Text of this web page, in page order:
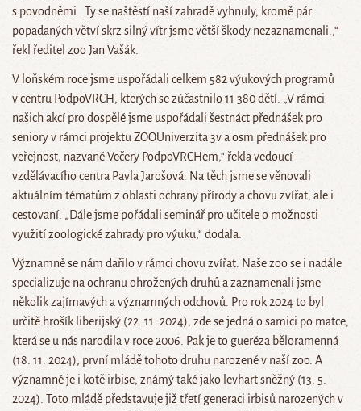
s povodněmi. Ty se naštěstí naší zahradě vyhnuly, kromě pár
popadaných větví skrz silný vítr jsme větší škody nezaznamenali.,“
řekl ředitel zoo Jan Vašák.
V loňském roce jsme uspořádali celkem 582 výukových programů
v centru PodpoVRCH, kterých se zúčastnilo 11 380 dětí. „V rámci
našich akcí pro dospělé jsme uspořádali šestnáct přednášek pro
seniory v rámci projektu ZOOUniverzita 3v a osm přednášek pro
veřejnost, nazvané Večery PodpoVRCHem,“ řekla vedoucí
vzdělávacího centra Pavla Jarošová. Na těch jsme se věnovali
aktuálním tématům z oblasti ochrany přírody a chovu zvířat, ale i
cestovaní. „Dále jsme pořádali seminář pro učitele o možnosti
využití zoologické zahrady pro výuku,“ dodala.
Významně se nám dařilo v rámci chovu zvířat. Naše zoo se i nadále
specializuje na ochranu ohrožených druhů a zaznamenali jsme
několik zajímavých a významných odchovů. Pro rok 2024 to byl
určitě hrošík liberijský (22. 11. 2024), zde se jedná o samici po matce,
která se u nás narodila v roce 2006. Pak je to gueréza běloramenná
(18. 11. 2024), první mládě tohoto druhu narozené v naší zoo. A
významné je i kotě irbise, známý také jako levhart sněžný (13. 5.
2024). Toto mládě představuje již třetí generaci irbisů narozených v